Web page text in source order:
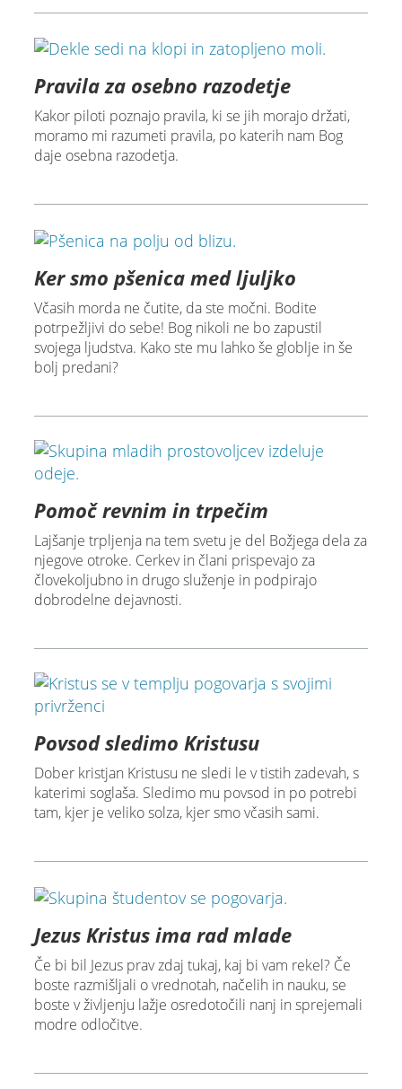
Pravila za osebno razodetje
Kakor piloti poznajo pravila, ki se jih morajo držati,
moramo mi razumeti pravila, po katerih nam Bog
daje osebna razodetja.
Ker smo pšenica med ljuljko
Včasih morda ne čutite, da ste močni. Bodite
potrpežljivi do sebe! Bog nikoli ne bo zapustil
svojega ljudstva. Kako ste mu lahko še globlje in še
bolj predani?
Pomoč revnim in trpečim
Lajšanje trpljenja na tem svetu je del Božjega dela za
njegove otroke. Cerkev in člani prispevajo za
človekoljubno in drugo služenje in podpirajo
dobrodelne dejavnosti.
Povsod sledimo Kristusu
Dober kristjan Kristusu ne sledi le v tistih zadevah, s
katerimi soglaša. Sledimo mu povsod in po potrebi
tam, kjer je veliko solza, kjer smo včasih sami.
Jezus Kristus ima rad mlade
Če bi bil Jezus prav zdaj tukaj, kaj bi vam rekel? Če
boste razmišljali o vrednotah, načelih in nauku, se
boste v življenju lažje osredotočili nanj in sprejemali
modre odločitve.